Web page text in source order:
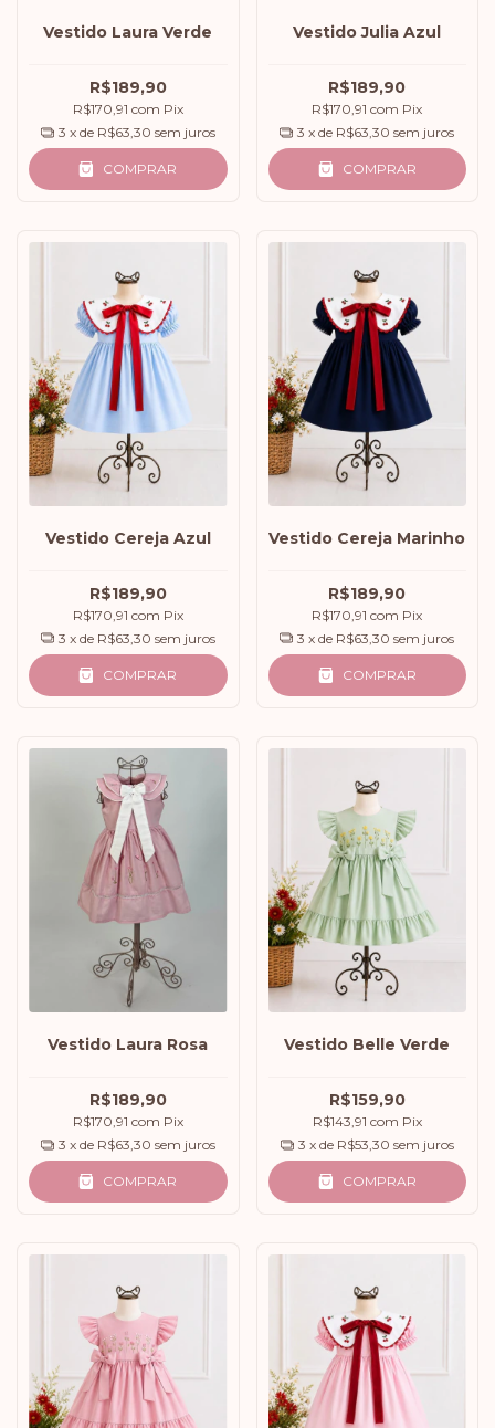
Vestido Laura Verde
R$189,90
R$170,91 com Pix
3 x de R$63,30 sem juros
COMPRAR
Vestido Julia Azul
R$189,90
R$170,91com Pix
3 x de R$63,30 sem juros
COMPRAR
Vestido Cereja Azul
R$189,90
R$170,91 com Pix
3 x de R$63,30 sem juros
COMPRAR
Vestido Cereja Marinho
R$189,90
R$170,91com Pix
3 x de R$63,30 sem juros
COMPRAR
Vestido Laura Rosa
R$189,90
R$170,91 com Pix
3 x de R$63,30 sem juros
COMPRAR
Vestido Belle Verde
R$159,90
R$143,91 com Pix
3 x de R$53,30 sem juros
COMPRAR